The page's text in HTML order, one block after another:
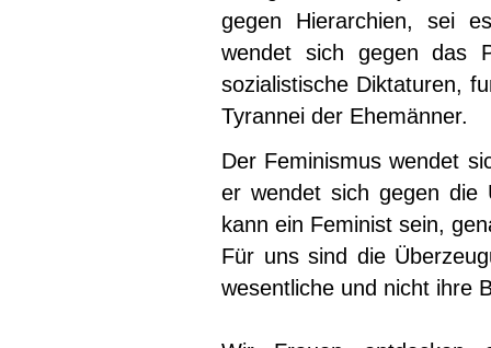
gegen Hierarchien, sei
wendet sich gegen das
sozialistische Diktaturen,
Tyrannei der Ehemänner.
Der Feminismus wendet
er wendet sich gegen die
kann ein Feminist sein,
Für uns sind die
wesentliche und nicht ihre